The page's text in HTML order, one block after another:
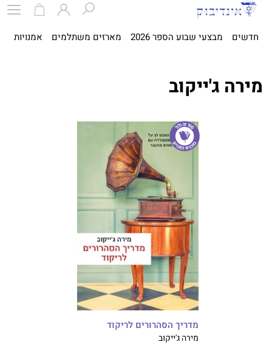
חדשים מבצעי שבוע הספר 2026 מארזים משתלמים אמנויות
מירה ג'ייקוב
מדריך הסהרורים לריקוד
מירה ג'ייקוב